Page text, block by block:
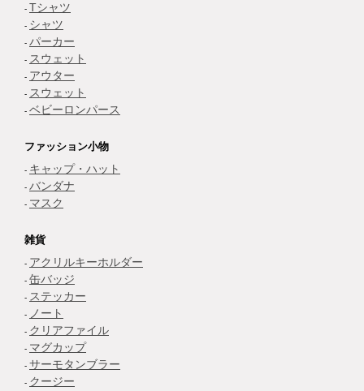
Tシャツ
シャツ
パーカー
スウェット
アウター
スウェット
ベビーロンパース
ファッション小物
キャップ・ハット
バンダナ
マスク
雑貨
アクリルキーホルダー
缶バッジ
ステッカー
ノート
クリアファイル
マグカップ
サーモタンブラー
クージー